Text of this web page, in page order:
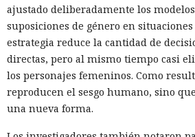
ajustado deliberadamente los
suposiciones de género en situaciones
estrategia reduce la cantidad de
directas, pero al mismo tiempo casi
los personajes femeninos. Como
reproducen el sesgo humano, sino
una nueva forma.